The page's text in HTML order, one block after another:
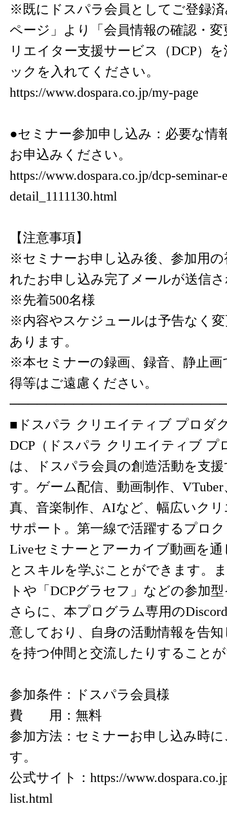
※既にドスパラ会員としてご登録
ページ」より「会員情報の確認・
リエイター支援サービス（DCP）
ックを入れてください。
https://www.dospara.co.jp/my-page
●セミナー参加申し込み：必要な情
お申込みください。
https://www.dospara.co.jp/dcp-seminar-
detail_1111130.html
【注意事項】
※セミナーお申し込み後、参加用
れたお申し込み完了メールが送信
※先着500名様
※内容やスケジュールは予告なく
あります。
※本セミナーの録画、録音、静止
得等はご遠慮ください。
■ドスパラ クリエイティブ プロダ
DCP（ドスパラ クリエイティブ プ
は、ドスパラ会員の創造活動を支
す。ゲーム配信、動画制作、
真、音楽制作、AIなど、幅広いク
サポート。第一線で活躍するプロ
Liveセミナーとアーカイブ動画を
とスキルを学ぶことができます。
トや「DCPグラセフ」などの参加
さらに、本プログラム専用の
意しており、自身の活動情報を告
を持つ仲間と交流したりすること
参加条件：ドスパラ会員様
費 用：無料
参加方法：セミナーお申し込み時
す。
公式サイト： https://
list.html